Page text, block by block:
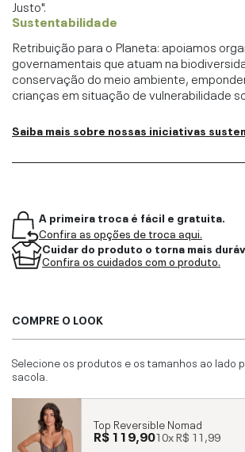
Justo".
Sustentabilidade
Retribuição para o Planeta: apoiamos
governamentais que atuam na
conservação do meio ambiente,
crianças em situação de vulnerabilidade
Saiba mais sobre nossas iniciativas
A primeira troca é fácil e gratuita.
Confira as opções de troca aqui.
Cuidar do produto o torna mais
Confira os cuidados com o produto.
COMPRE O LOOK
Selecione os produtos e os tamanhos ao lado
sacola.
Top Reversible Nomad
R$ 119,9010xR$ 11,99